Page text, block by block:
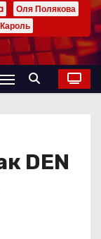
Оля Полякова
DEN